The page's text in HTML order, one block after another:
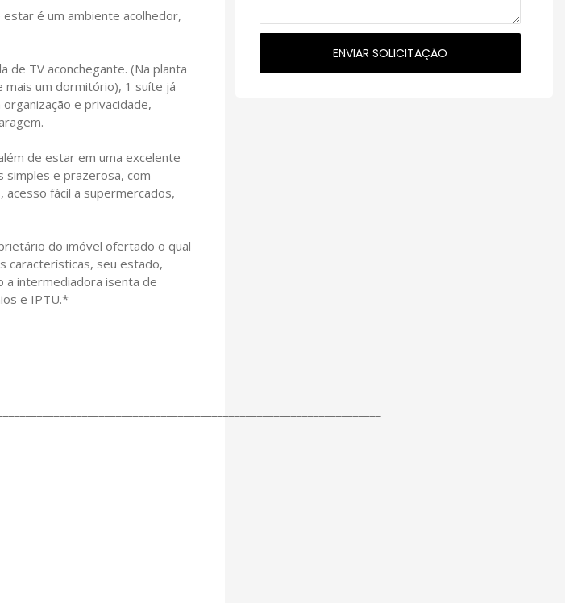
é um ambiente acolhedor,
de TV aconchegante. (Na planta
mais um dormitório), 1 suíte já
e privacidade,
de estar em uma excelente
simples e prazerosa, com
fácil a supermercados,
do imóvel ofertado o qual
características, seu estado,
a intermediadora isenta de
e IPTU.*